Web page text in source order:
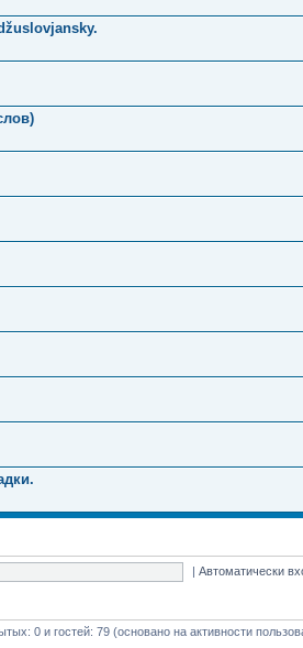
|Автоматически
0 и гостей: 79 (основано на активности